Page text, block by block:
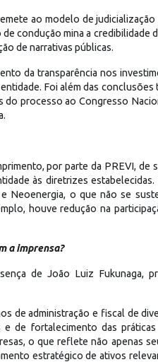
ao modelo de
condução mina a credibilidade
de narrativas públicas.
da transparência nos
Foi além das
processo ao Congresso
por parte da PREVI,
às diretrizes
Neoenergia, o que não se
houve redução na
a imprensa?
de João Luiz Fukunaga,
de administração e fiscal de
de fortalecimento das
o que reflete não apenas
estratégico de ativos